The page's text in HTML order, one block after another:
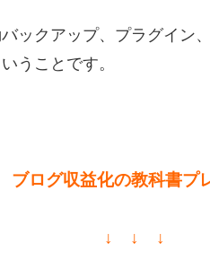
ックアップ、プラグイン
うことです。
ブログ収益化の教科書プ
↓ ↓ ↓